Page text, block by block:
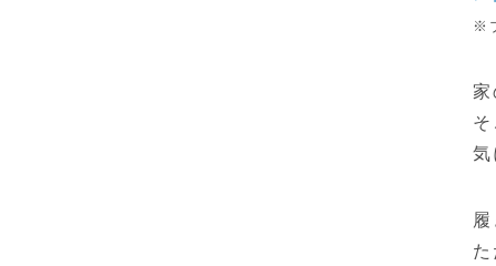
※
気